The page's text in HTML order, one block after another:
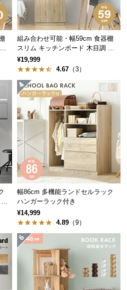
奥行き 高さ
約40㎝ 約104㎝
る板で構成されたラック
ある雰囲気を演出すること
約2.5cm
組み合わせ可能・幅59cm 食器棚
スリム キッチンボード 木目調 レ
イアウト自在
¥19,999
4.67 （3）
幅86cm 多機能ランドセルラック
ハンガーラック付き
¥14,999
4.89 （9）